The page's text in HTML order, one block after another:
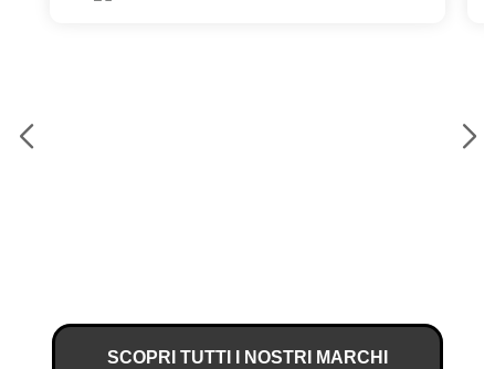
SCOPRI TUTTI I NOSTRI MARCHI